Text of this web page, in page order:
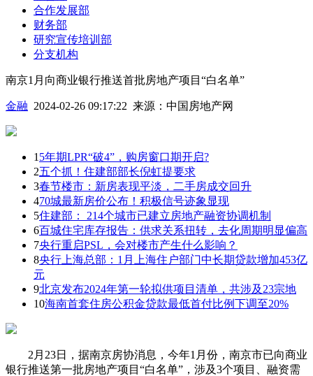
合作发展部
财务部
研究宣传培训部
分支机构
南京1月向商业银行推送首批房地产项目“白名单”
金融 2024-02-26 09:17:22 来源： 中国房地产网
1 5年期LPR“破4”，购房窗口期开启?
2五个抓！住建部部长倪虹提要求
3春节楼市：新房表现平淡，二手房成交回升
470城最新房价公布！积极信号迹象显现
5住建部： 214个城市已建立房地产融资协调机制
6百城住宅库存报告：供求关系扭转，去化周期明显偏高
7央行重启PSL，会对楼市产生什么影响？
8央行上海总部：1月上海住户部门中长期贷款增加453亿
元
9北京发布2024年第一轮拟供项目清单，共涉及23宗地
10海南首套住房公积金贷款最低首付比例下调至20%
2月23日，据南京房协消息，今年1月份，南京市已向商业
银行推送第一批房地产项目“白名单”，涉及3个项目、融资需